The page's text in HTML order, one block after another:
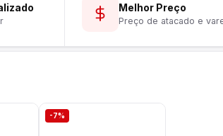
Melhor Preço
Preço de atacado e
-7%